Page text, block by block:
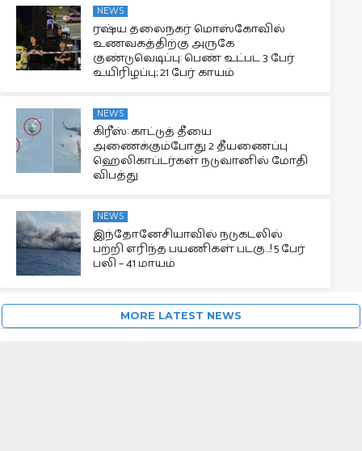
NEWS
ரஷ்ய தலைநகர் மொஸ்கோவில்
உணவகத்திற்கு அருகே
குண்டுவெடிப்பு: பெண் உட்பட 3 பேர்
உயிரிழப்பு; 21 பேர் காயம்
NEWS
கிரீஸ்: காட்டுத் தீயை
அணைக்கும்போது 2 தீயணைப்பு
ஹெலிகாப்டர்கள் நடுவானில் மோதி
விபத்து
NEWS
இந்தோனேசியாவில் நடுகடலில்
பற்றி எரிந்த பயணிகள் படகு…! 5 பேர்
பலி – 41 மாயம்
MORE LATEST NEWS